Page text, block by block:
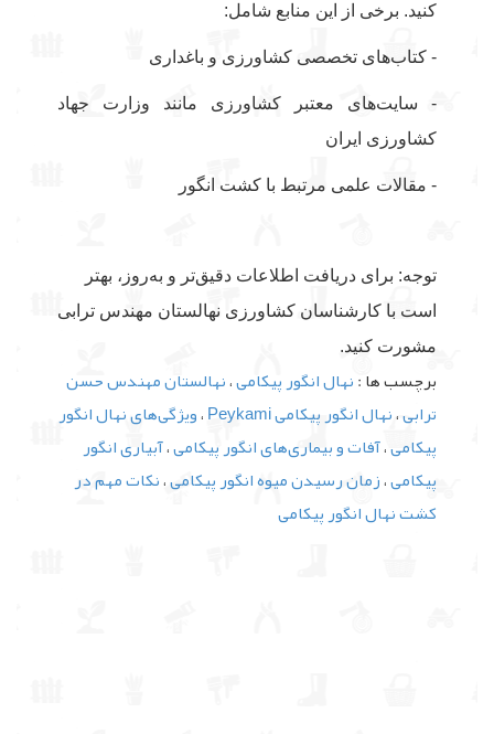
کنید. برخی از این منابع شامل:
- کتاب‌های تخصصی کشاورزی و باغداری
- سایت‌های معتبر کشاورزی مانند وزارت جهاد
کشاورزی ایران
- مقالات علمی مرتبط با کشت انگور
توجه: برای دریافت اطلاعات دقیق‌تر و به‌روز، بهتر
است با کارشناسان کشاورزی نهالستان مهندس ترابی
مشورت کنید.
برچسب ها :نهال انگور پیکامی،نهالستان مهندس حسن
ترابی،نهال انگور پیکامی Peykami ،ویژگی‌های نهال انگور
پیکامی،آفات و بیماری‌های انگور پیکامی،آبیاری انگور
پیکامی،زمان رسیدن میوه انگور پیکامی،نکات مهم در
کشت نهال انگور پیکامی